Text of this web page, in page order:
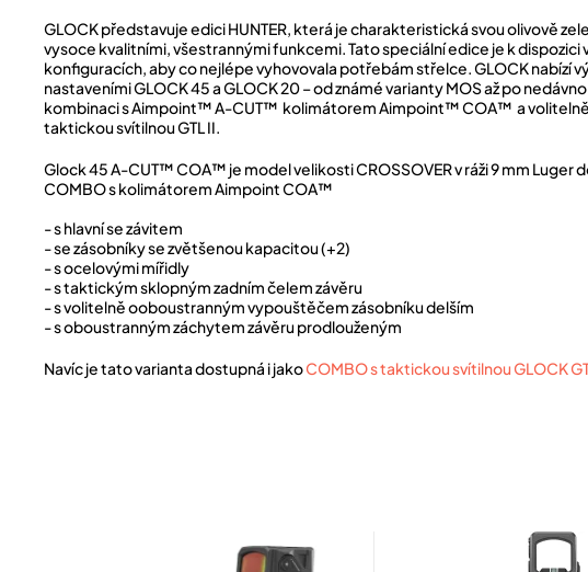
GLOCK představuje edici HUNTER, která je charakteristická svou olivově
vysoce kvalitními, všestrannými funkcemi. Tato speciální edice je k dispozici
konfiguracích, aby co nejlépe vyhovovala potřebám střelce. GLOCK nabízí
nastaveními GLOCK 45 a GLOCK 20 – od známé varianty MOS až po
kombinaci s Aimpoint™ A-CUT™ kolimátorem Aimpoint™ COA™ a
taktickou svítilnou GTL II.
Glock 45A-CUT™ COA™ je model velikosti CROSSOVER v ráži 9 mm Luger
COMBO s kolimátorem AimpointCOA™
- s hlavní se závitem
- se zásobníky se zvětšenou kapacitou (+2)
- s ocelovými mířidly
- s taktickým sklopným zadním čelem závěru
- s volitelně ooboustranným vypouštěčem zásobníku delším
- s oboustranným záchytem závěru prodlouženým
Navíc je tato varianta dostupná i jakoCOMBO s taktickou svítilnou GLOCK